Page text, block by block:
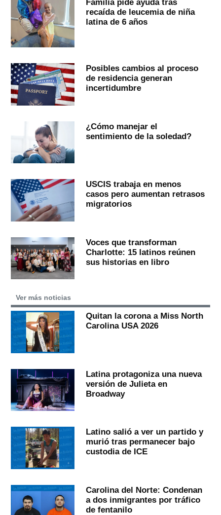
Familia pide ayuda tras
recaída de leucemia de niña
latina de 6 años
Posibles cambios al proceso
de residencia generan
incertidumbre
¿Cómo manejar el
sentimiento de la soledad?
USCIS trabaja en menos
casos pero aumentan retrasos
migratorios
Voces que transforman
Charlotte: 15 latinos reúnen
sus historias en libro
Ver más noticias
Quitan la corona a Miss North
Carolina USA 2026
Latina protagoniza una nueva
versión de Julieta en
Broadway
Latino salió a ver un partido y
murió tras permanecer bajo
custodia de ICE
Carolina del Norte: Condenan
a dos inmigrantes por tráfico
de fentanilo